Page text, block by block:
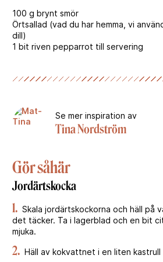
100 g brynt smör
Örtsallad (vad du har hemma, vi
dill)
1 bit riven pepparrot till servering
Se mer inspiration av
Tina Nordström
Gör såhär
Jordärtskocka
1. Skala jordärtskockorna och häll på
det täcker. Ta i lagerblad och en bit
mjuka.
2. Häll av kokvattnet i en liten kastrull